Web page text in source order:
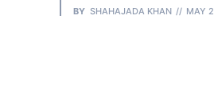
MAY 27, 2026